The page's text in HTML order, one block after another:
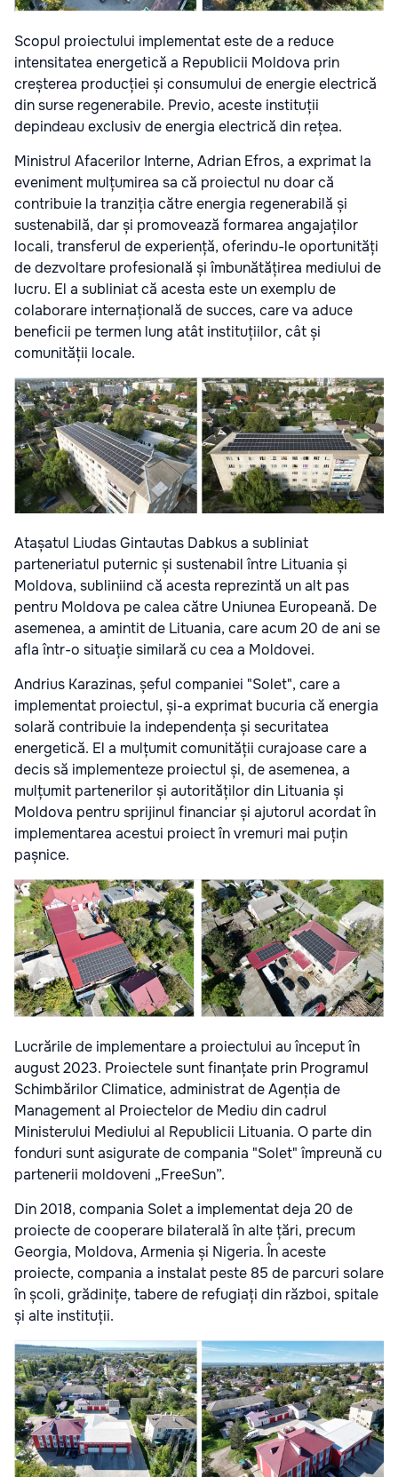
Scopul proiectului implementat este de a reduce
intensitatea energetică a Republicii Moldova prin
creșterea producției și consumului de energie electrică
din surse regenerabile. Previo, aceste instituții
depindeau exclusiv de energia electrică din rețea.
Ministrul Afacerilor Interne, Adrian Efros, a exprimat la
eveniment mulțumirea sa că proiectul nu doar că
contribuie la tranziția către energia regenerabilă și
sustenabilă, dar și promovează formarea angajaților
locali, transferul de experiență, oferindu-le oportunități
de dezvoltare profesională și îmbunătățirea mediului de
lucru. El a subliniat că acesta este un exemplu de
colaborare internațională de succes, care va aduce
beneficii pe termen lung atât instituțiilor, cât și
comunității locale.
Atașatul Liudas Gintautas Dabkus a subliniat
parteneriatul puternic și sustenabil între Lituania și
Moldova, subliniind că acesta reprezintă un alt pas
pentru Moldova pe calea către Uniunea Europeană. De
asemenea, a amintit de Lituania, care acum 20 de ani se
afla într-o situație similară cu cea a Moldovei.
Andrius Karazinas, șeful companiei "Solet", care a
implementat proiectul, și-a exprimat bucuria că energia
solară contribuie la independența și securitatea
energetică. El a mulțumit comunității curajoase care a
decis să implementeze proiectul și, de asemenea, a
mulțumit partenerilor și autorităților din Lituania și
Moldova pentru sprijinul financiar și ajutorul acordat în
implementarea acestui proiect în vremuri mai puțin
pașnice.
Lucrările de implementare a proiectului au început în
august 2023. Proiectele sunt finanțate prin Programul
Schimbărilor Climatice, administrat de Agenția de
Management al Proiectelor de Mediu din cadrul
Ministerului Mediului al Republicii Lituania. O parte din
fonduri sunt asigurate de compania "Solet" împreună cu
partenerii moldoveni „FreeSun”.
Din 2018, compania Solet a implementat deja 20 de
proiecte de cooperare bilaterală în alte țări, precum
Georgia, Moldova, Armenia și Nigeria. În aceste
proiecte, compania a instalat peste 85 de parcuri solare
în școli, grădinițe, tabere de refugiați din război, spitale
și alte instituții.